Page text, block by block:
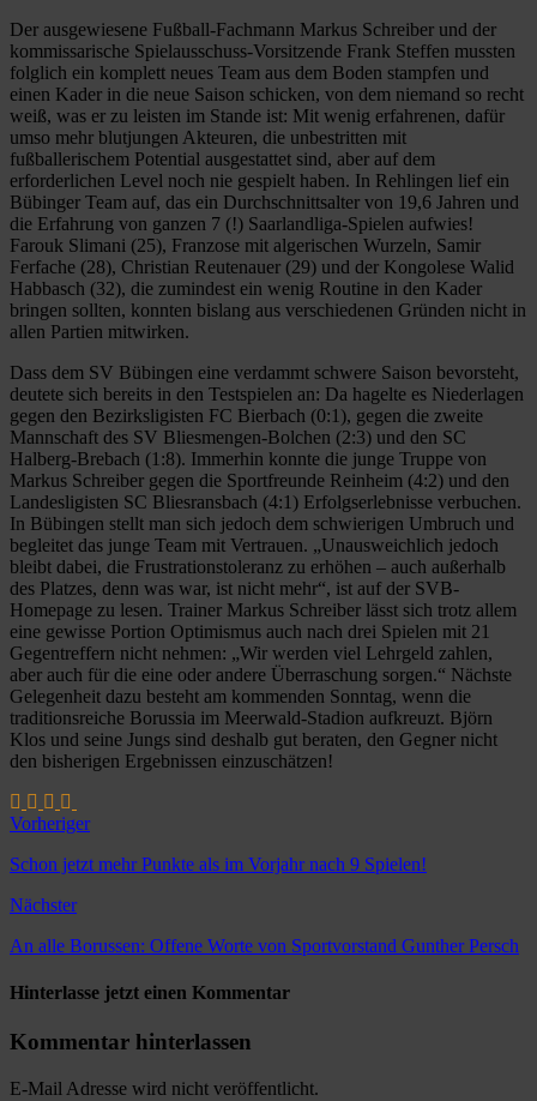
Der ausgewiesene Fußball-Fachmann Markus Schreiber und der
kommissarische Spielausschuss-Vorsitzende Frank Steffen mussten
folglich ein komplett neues Team aus dem Boden stampfen und
einen Kader in die neue Saison schicken, von dem niemand so recht
weiß, was er zu leisten im Stande ist: Mit wenig erfahrenen, dafür
umso mehr blutjungen Akteuren, die unbestritten mit
fußballerischem Potential ausgestattet sind, aber auf dem
erforderlichen Level noch nie gespielt haben. In Rehlingen lief ein
Bübinger Team auf, das ein Durchschnittsalter von 19,6 Jahren und
die Erfahrung von ganzen 7 (!) Saarlandliga-Spielen aufwies!
Farouk Slimani (25), Franzose mit algerischen Wurzeln, Samir
Ferfache (28), Christian Reutenauer (29) und der Kongolese Walid
Habbasch (32), die zumindest ein wenig Routine in den Kader
bringen sollten, konnten bislang aus verschiedenen Gründen nicht in
allen Partien mitwirken.
Dass dem SV Bübingen eine verdammt schwere Saison bevorsteht,
deutete sich bereits in den Testspielen an: Da hagelte es Niederlagen
gegen den Bezirksligisten FC Bierbach (0:1), gegen die zweite
Mannschaft des SV Bliesmengen-Bolchen (2:3) und den SC
Halberg-Brebach (1:8). Immerhin konnte die junge Truppe von
Markus Schreiber gegen die Sportfreunde Reinheim (4:2) und den
Landesligisten SC Bliesransbach (4:1) Erfolgserlebnisse verbuchen.
In Bübingen stellt man sich jedoch dem schwierigen Umbruch und
begleitet das junge Team mit Vertrauen. „Unausweichlich jedoch
bleibt dabei, die Frustrationstoleranz zu erhöhen – auch außerhalb
des Platzes, denn was war, ist nicht mehr“, ist auf der SVB-
Homepage zu lesen. Trainer Markus Schreiber lässt sich trotz allem
eine gewisse Portion Optimismus auch nach drei Spielen mit 21
Gegentreffern nicht nehmen: „Wir werden viel Lehrgeld zahlen,
aber auch für die eine oder andere Überraschung sorgen.“ Nächste
Gelegenheit dazu besteht am kommenden Sonntag, wenn die
traditionsreiche Borussia im Meerwald-Stadion aufkreuzt. Björn
Klos und seine Jungs sind deshalb gut beraten, den Gegner nicht
den bisherigen Ergebnissen einzuschätzen!
Vorheriger
Schon jetzt mehr Punkte als im Vorjahr nach 9 Spielen!
Nächster
An alle Borussen: Offene Worte von Sportvorstand Gunther Persch
Hinterlasse jetzt einen Kommentar
Kommentar hinterlassen
E-Mail Adresse wird nicht veröffentlicht.